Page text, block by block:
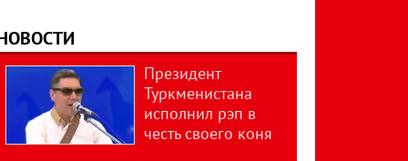
Президент
Туркменистана
исполнил рэп в
честь своего коня